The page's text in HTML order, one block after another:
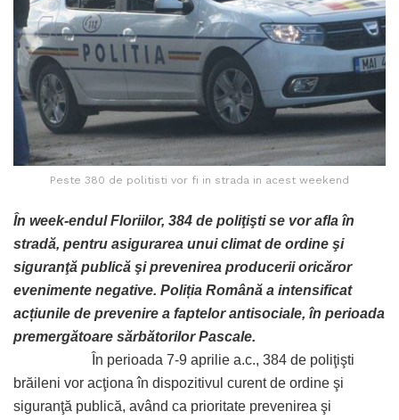
Peste 380 de politisti vor fi in strada in acest weekend
În week-endul Floriilor, 384 de poliţişti se vor afla în
stradă, pentru asigurarea unui climat de ordine şi
siguranţă publică şi prevenirea producerii oricăror
evenimente negative. Poliția Română a intensificat
acțiunile de prevenire a faptelor antisociale, în perioada
premergătoare sărbătorilor Pascale.
În perioada 7-9 aprilie a.c., 384 de poliţişti
brăileni vor acţiona în dispozitivul curent de ordine şi
siguranţă publică, având ca prioritate prevenirea şi